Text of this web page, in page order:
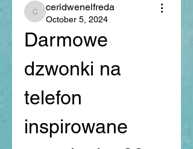
ceridwenelfreda
ceridwenelfreda
October 5, 2024
Darmowe
dzwonki na
telefon
inspirowane